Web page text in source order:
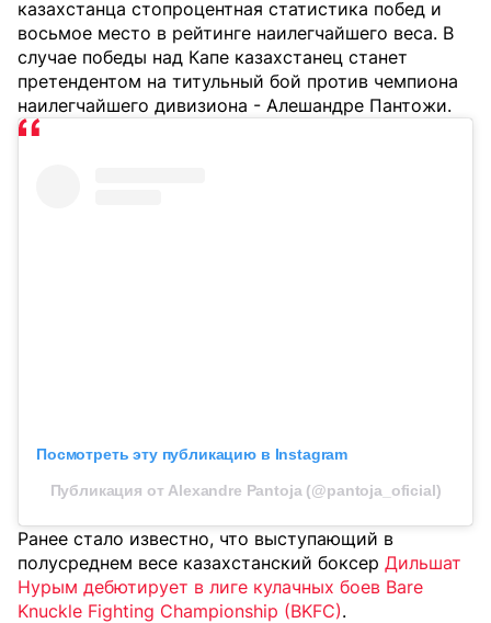
казахстанца стопроцентная статистика побед и
восьмое место в рейтинге наилегчайшего веса. В
случае победы над Капе казахстанец станет
претендентом на титульный бой против чемпиона
наилегчайшего дивизиона - Алешандре Пантожи.
Посмотреть эту публикацию в Instagram
Публикация от Alexandre Pantoja (@pantoja_oficial)
Ранее стало известно, что выступающий в
полусреднем весе казахстанский боксер Дильшат
Нурым дебютирует в лиге кулачных боев Bare
Knuckle Fighting Championship (BKFC).